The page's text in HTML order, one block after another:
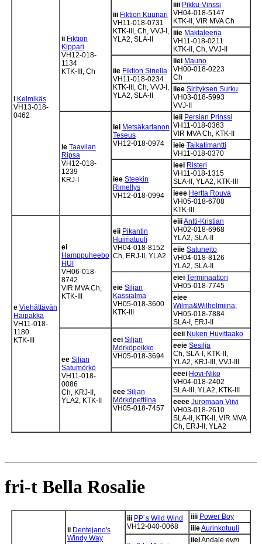
i Kelmikäs
VH13-018-
0462
ii Fiktion
Kippari
VH12-018-
1134
KTK-III, Ch
iii Fiktion Kuunari
VH11-018-0731
KTK-III, Ch, VVJ-I,
YLA2, SLA-II
iiii Pikku-Vinssi
VH04-018-5147
KTK-II, VIR MVA Ch
iiie Maktaleena
VH11-018-0211
KTK-II, Ch, VVJ-II
iie Fiktion Sinella
VH11-018-0234
KTK-III, Ch, VVJ-I,
YLA2, SLA-II
iiei Mauno
VH00-018-0223
Ch
iiee Sirityksen Surku
VH03-018-5993
VVJ-II
ie Taavilan
Ripsa
VH12-018-
1239
KRJ-I
iei Metsäkartanon
Teseus
VH12-018-0974
ieii Persian Prinssi
VH11-018-0363
VIR MVA Ch, KTK-II
ieie Taikatimantti
VH11-018-0370
iee Steekin
Rimellys
VH12-018-0994
ieei Risteri
VH11-018-1315
SLA-II, YLA2, KTK-III
ieee Hertta Rouva
VH05-018-6708
KTK-III
e Viehättävän
Haipakka
VH11-018-
1180
KTK-III
ei
Hamppuheebo
HUI
VH06-018-
8742
VIR MVA Ch,
KTK-III
eii Pikantin
Huimatuuli
VH04-018-8152
Ch, ERJ-II, YLA2
eiiiAntti-Kristian
VH02-018-6968
YLA2, SLA-II
eiie Satuneito
VH04-018-8126
YLA2, SLA-II
eie Siljan
Kassialma
VH05-018-3600
KTK-III
eiei Terminaattori
VH05-018-7745
eiee
Wilma&Wilhelmiina;
VH05-018-7884
SLA-I, ERJ-II
ee Siljan
Satumörkö
VH11-018-
0086
Ch, KRJ-II,
YLA2, KTK-II
eei Siljan
Mörköpeikko
VH05-018-3694
eeii Nuken Huvittaako
eeie Sesilja
Ch, SLA-I, KTK-II,
YLA2, KRJ-III, VVJ-III
eee Siljan
Mörköpettiina
VH05-018-7457
eeei Hovi-Niko
VH04-018-2402
SLA-III, YLA2, KTK-III
eeee Juromaan Viivi
VH03-018-2610
SLA-II, KTK-II, VIR MVA
Ch, ERJ-II, YLA2
fri-t Bella Rosalie
ii Dentejano's
Windy Way
iii PP´s Wild Wind
VH12-040-0068
iiii Power Boy
iiieAurinkotuuli
iieiAndale evm